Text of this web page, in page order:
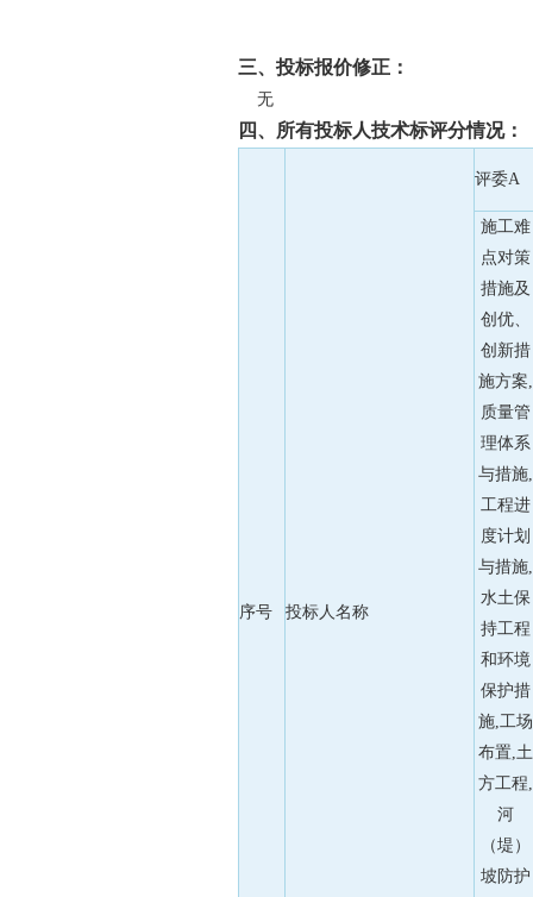
三、投标报价修正：
无
四、所有投标人技术标评分情况：
序号 投标人名称
评委A
施工难
点对策
措施及
创优、
创新措
施方案,
质量管
理体系
与措施,
工程进
度计划
与措施,
水土保
持工程
和环境
保护措
施,工场
布置,土
方工程,
河
（堤）
坡防护